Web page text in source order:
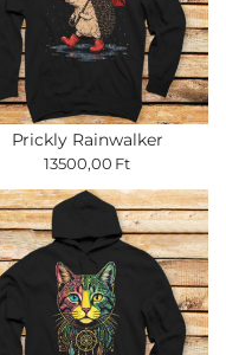
Prickly Rainwalker
13500,00 Ft